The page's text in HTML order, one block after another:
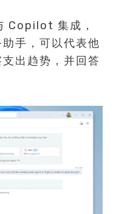
Copilot 集成，
手，可以代表他
出趋势，并回答